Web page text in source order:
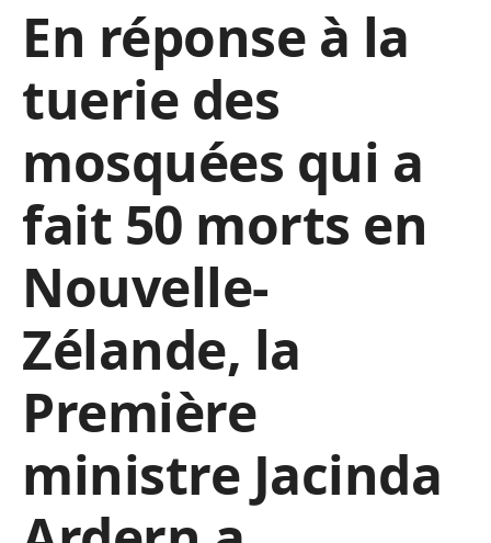
En réponse à la
tuerie des
mosquées qui a
fait 50 morts en
Nouvelle-
Zélande, la
Première
ministre Jacinda